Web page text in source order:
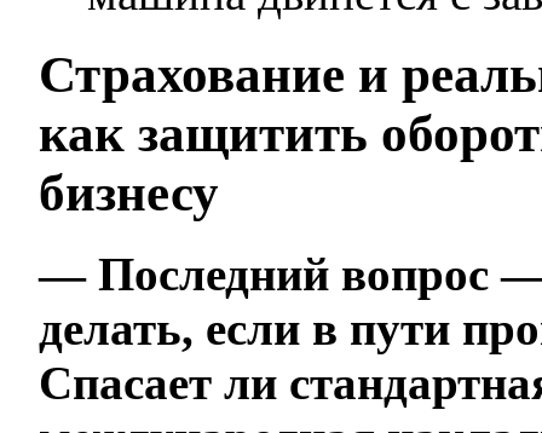
Страхование и
как защитить
бизнесу
— Последний вопрос
делать, если в пути
Спасает ли